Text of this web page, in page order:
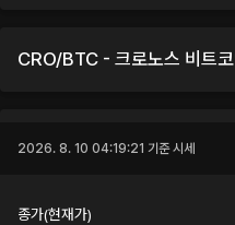
CRO/BTC - 크로노스 비트
2026. 8. 10 04:19:21 기준 시세
종가(현재가)